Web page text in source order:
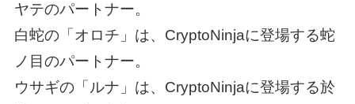
ヤテのパートナー。
白蛇の「オロチ」は、CryptoNinjaに登場する蛇
ノ目のパートナー。
ウサギの「ルナ」は、CryptoNinjaに登場する於